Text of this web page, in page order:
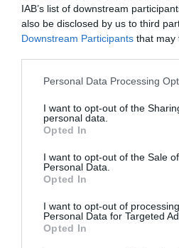
IAB’s list of downstream
also be disclosed by us to third
Downstream Participants that may
Personal Data Processing
I want to opt-out of the
personal data.
Opted In
I want to opt-out of the Sale
Personal Data.
Opted In
I want to opt-out of
Personal Data for Targeted
Opted In
GIUSEPPE RAGUSA
Team Ricostruzione Trasparente